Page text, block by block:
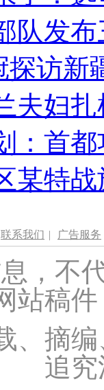
队发
探访新
夫妇
：首
某特
联系我们 | 广告服务
，不
站稿
、摘
追